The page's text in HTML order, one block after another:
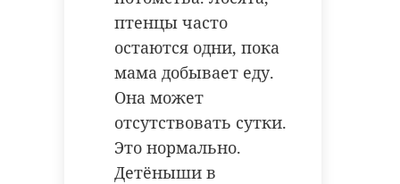
птенцы часто
остаются одни, пока
мама добывает еду.
Она может
отсутствовать сутки.
Это нормально.
Детёныши в